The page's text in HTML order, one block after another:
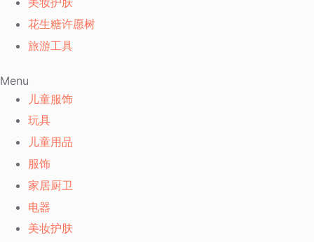
花生糖许愿树
旅游工具
Menu
儿童服饰
玩具
儿童用品
服饰
家居厨卫
电器
美妆护肤